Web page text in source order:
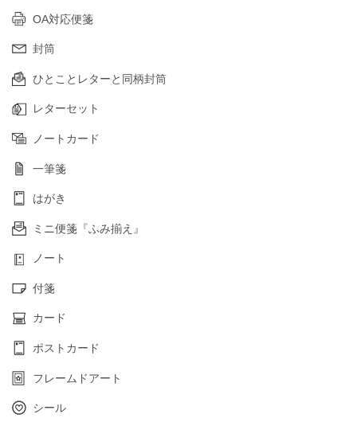
OA対応便箋
封筒
ひとことレターと同柄封筒
レターセット
ノートカード
一筆箋
はがき
ミニ便箋『ふみ揃え』
ノート
付箋
カード
ポストカード
フレームドアート
シール